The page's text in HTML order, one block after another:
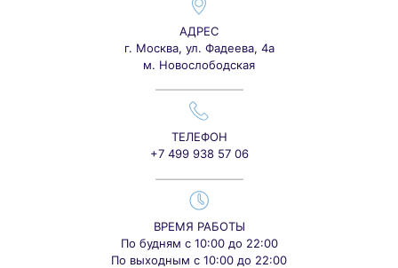
АДРЕС
г. Москва, ул. Фадеева, 4а
м. Новослободская
ТЕЛЕФОН
+7 499 938 57 06
ВРЕМЯ РАБОТЫ
По будням с 10:00 до 22:00
По выходным с 10:00 до 22:00